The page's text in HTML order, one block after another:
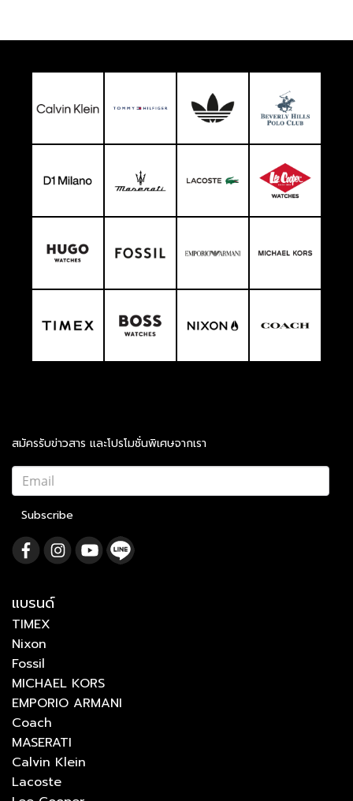
สมัครรับข่าวสาร และโปรโมชั่นพิเศษจากเรา
Subscribe
แบรนด์
TIMEX
Nixon
Fossil
MICHAEL KORS
EMPORIO ARMANI
Coach
MASERATI
Calvin Klein
Lacoste